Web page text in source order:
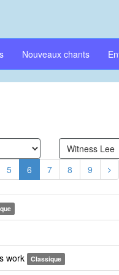
Nouveaux chants
5 6 7 8 9
work Classique